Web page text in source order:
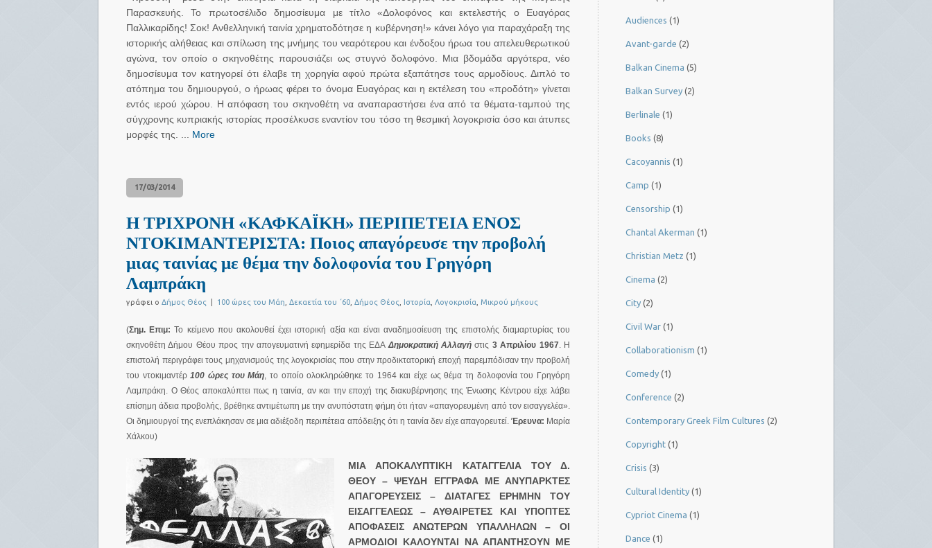
Παρασκευής. Το πρωτοσέλιδο δημοσίευμα με τίτλο «Δολοφόνος και εκτελεστής ο Ευαγόρας
Παλλικαρίδης! Σοκ! Ανθελληνική ταινία χρηματοδότησε η κυβέρνηση!» κάνει λόγο για παραχάραξη της
ιστορικής αλήθειας και σπίλωση της μνήμης του νεαρότερου και ένδοξου ήρωα του απελευθερωτικού
αγώνα, τον οποίο ο σκηνοθέτης παρουσιάζει ως στυγνό δολοφόνο. Μια βδομάδα αργότερα, νέο
δημοσίευμα τον κατηγορεί ότι έλαβε τη χορηγία αφού πρώτα εξαπάτησε τους αρμοδίους. Διπλό το
ατόπημα του δημιουργού, ο ήρωας φέρει το όνομα Ευαγόρας και η εκτέλεση του «προδότη» γίνεται
εντός ιερού χώρου. Η απόφαση του σκηνοθέτη να αναπαραστήσει ένα από τα θέματα-ταμπού της
σύγχρονης κυπριακής ιστορίας προσέλκυσε εναντίον του τόσο τη θεσμική λογοκρισία όσο και άτυπες
μορφές της. ... More
17/03/2014
Η ΤΡΙΧΡΟΝΗ «ΚΑΦΚΑΪΚΗ» ΠΕΡΙΠΕΤΕΙΑ ΕΝΟΣ
ΝΤΟΚΙΜΑΝΤΕΡΙΣΤΑ: Ποιος απαγόρευσε την προβολή
μιας ταινίας με θέμα την δολοφονία του Γρηγόρη
Λαμπράκη
γράφει ο Δήμος Θέος 100 ώρες του Μάη Δεκαετία του ΄60 Δήμος Θέος Ιστορία Λογοκρισία Μικρού μήκους
(Σημ. Επιμ: Το κείμενο που ακολουθεί έχει ιστορική αξία και είναι αναδημοσίευση της επιστολής διαμαρτυρίας του
σκηνοθέτη Δήμου Θέου προς την απογευματινή εφημερίδα της ΕΔΑ Δημοκρατική Αλλαγή στις 3 Απριλίου 1967. Η
επιστολή περιγράφει τους μηχανισμούς της λογοκρισίας που στην προδικτατορική εποχή παρεμπόδισαν την προβολή
του ντοκιμαντέρ100 ώρες του Μάη
το οποίο ολοκληρώθηκε το 1964 και είχε ως θέμα τη δολοφονία του Γρηγόρη
Λαμπράκη. Ο Θέος αποκαλύπτει πως η ταινία, αν και την εποχή της διακυβέρνησης της Ένωσης Κέντρου είχε λάβει
επίσημη άδεια προβολής, βρέθηκε αντιμέτωπη με την ανυπόστατη φήμη ότι ήταν «απαγορευμένη από τον εισαγγελέα».
Οι δημιουργοί της ενεπλάκησαν σε μια αδιέξοδη περιπέτεια απόδειξης ότι η ταινία δεν είχε απαγορευτεί. Έρευνα: Μαρία
Χάλκου)
ΜΙΑ ΑΠΟΚΑΛΥΠΤΙΚΗ ΚΑΤΑΓΓΕΛΙΑ ΤΟΥ Δ.
ΘΕΟΥ – ΨΕΥΔΗ ΕΓΓΡΑΦΑ ΜΕ ΑΝΥΠΑΡΚΤΕΣ
ΑΠΑΓΟΡΕΥΣΕΙΣ – ΔΙΑΤΑΓΕΣ ΕΡΗΜΗΝ ΤΟΥ
ΕΙΣΑΓΓΕΛΕΩΣ – ΑΥΘΑΙΡΕΤΕΣ ΚΑΙ ΥΠΟΠΤΕΣ
ΑΠΟΦΑΣΕΙΣ ΑΝΩΤΕΡΩΝ ΥΠΑΛΛΗΛΩΝ – ΟΙ
ΑΡΜΟΔΙΟΙ ΚΑΛΟΥΝΤΑΙ ΝΑ ΑΠΑΝΤΗΣΟΥΝ ΜΕ
Audiences (1)
Avant-garde (2)
Balkan Cinema (5)
Balkan Survey (2)
Berlinale (1)
Books (8)
Cacoyannis (1)
Camp (1)
Censorship (1)
Chantal Akerman (1)
Christian Metz (1)
Cinema (2)
City (2)
Civil War (1)
Collaborationism (1)
Comedy (1)
Conference (2)
Contemporary Greek Film Cultures (2)
Copyright (1)
Crisis (3)
Cultural Identity (1)
Cypriot Cinema (1)
Dance (1)